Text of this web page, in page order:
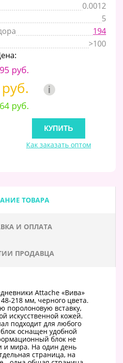
0.0012
5
194
>100
руб.
i
руб.
Как заказать оптом
ТОВАРА
И ОПЛАТА
ПРОДАВЦА
Attache «Вива»
218 мм, черного цвета.
поролоновую вставку,
искусственной кожей.
подходит для любого
оснащен удобной
блок не
и мира. На один день
страница, на